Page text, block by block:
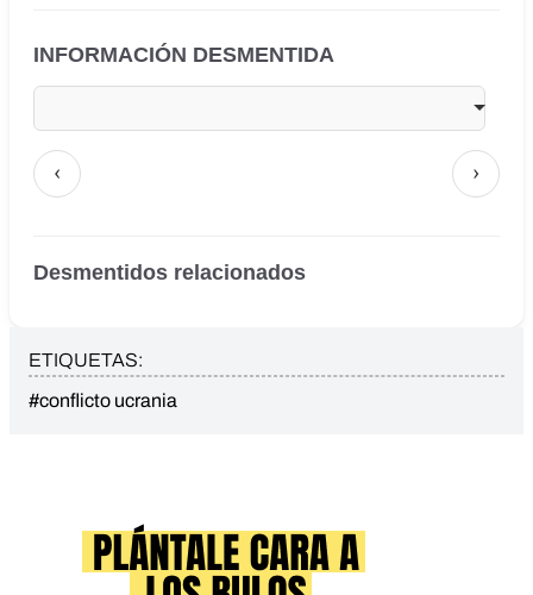
INFORMACIÓN DESMENTIDA
‹ ›
Desmentidos relacionados
ETIQUETAS:
#conflicto ucrania